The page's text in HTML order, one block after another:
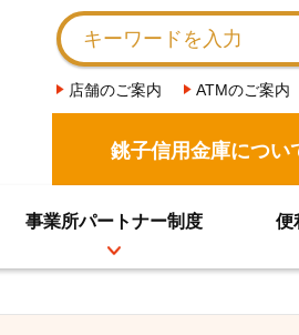
店舗のご案内 ATMのご案内
事業所パートナー制度 便
銚子信用金庫につい